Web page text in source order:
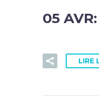
05 AVR:
LIRE